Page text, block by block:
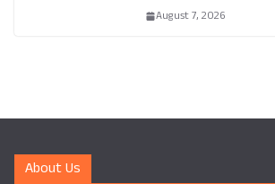
August 7, 2026
About Us